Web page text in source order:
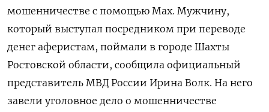
мошенничестве с помощью Max. Мужчину,
который выступал посредником при переводе
денег аферистам, поймали в городе Шахты
Ростовской области, сообщила официальный
представитель МВД России Ирина Волк. На него
завели уголовное дело о мошенничестве